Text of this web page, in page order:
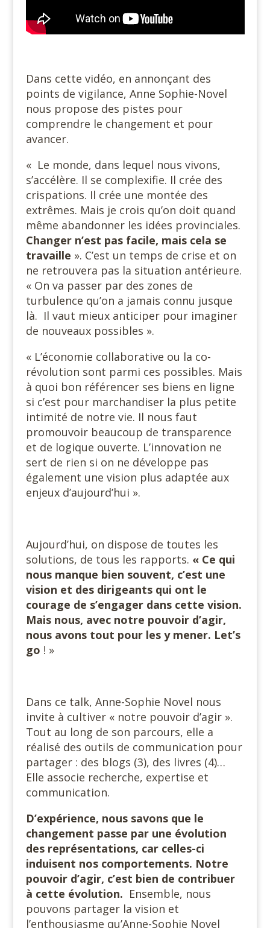
Dans cette vidéo, en annonçant des
points de vigilance, Anne Sophie-Novel
nous propose des pistes pour
comprendre le changement et pour
avancer.
« Le monde, dans lequel nous vivons,
s’accélère. Il se complexifie. Il crée des
crispations. Il crée une montée des
extrêmes. Mais je crois qu’on doit quand
même abandonner les idées provinciales.
Changer n’est pas facile, mais cela se
travaille ». C’est un temps de crise et on
ne retrouvera pas la situation antérieure.
« On va passer par des zones de
turbulence qu’on a jamais connu jusque
là. Il vaut mieux anticiper pour imaginer
de nouveaux possibles ».
« L’économie collaborative ou la co-
révolution sont parmi ces possibles. Mais
à quoi bon référencer ses biens en ligne
si c’est pour marchandiser la plus petite
intimité de notre vie. Il nous faut
promouvoir beaucoup de transparence
et de logique ouverte. L’innovation ne
sert de rien si on ne développe pas
également une vision plus adaptée aux
enjeux d’aujourd’hui ».
Aujourd’hui, on dispose de toutes les
solutions, de tous les rapports. « Ce qui
nous manque bien souvent, c’est une
vision et des dirigeants qui ont le
courage de s’engager dans cette vision.
Mais nous, avec notre pouvoir d’agir,
nous avons tout pour les y mener. Let’s
go ! »
Dans ce talk, Anne-Sophie Novel nous
invite à cultiver « notre pouvoir d’agir ».
Tout au long de son parcours, elle a
réalisé des outils de communication pour
partager : des blogs (3), des livres (4)…
Elle associe recherche, expertise et
communication.
D’expérience, nous savons que le
changement passe par une évolution
des représentations, car celles-ci
induisent nos comportements. Notre
pouvoir d’agir, c’est bien de contribuer
à cette évolution. Ensemble, nous
pouvons partager la vision et
l’enthousiasme qu’Anne-Sophie Novel